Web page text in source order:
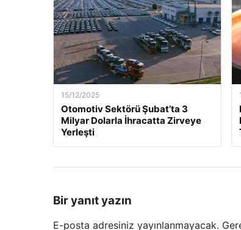
15/12/2025
Otomotiv Sektörü Şubat’ta 3
Milyar Dolarla İhracatta Zirveye
Yerleşti
Bir yanıt yazın
E-posta adresiniz yayınlanmayacak.